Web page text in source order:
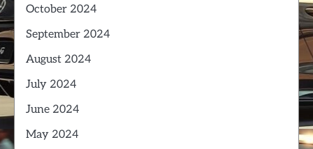
October 2024
September 2024
August 2024
July 2024
June 2024
May 2024